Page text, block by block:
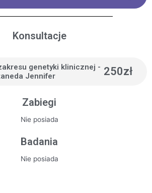
Konsultacje
genetyki klinicznej -
Jennifer
250zł
Zabiegi
Nie posiada
Badania
Nie posiada